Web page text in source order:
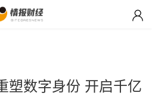
塑数字身份 开启千亿